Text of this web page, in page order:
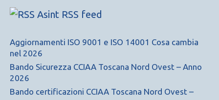
Asint RSS feed
Aggiornamenti ISO 9001 e ISO 14001 Cosa cambia
nel 2026
Bando Sicurezza CCIAA Toscana Nord Ovest – Anno
2026
Bando certificazioni CCIAA Toscana Nord Ovest –